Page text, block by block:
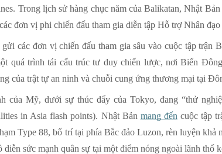
Trong lịch sử hàng chục năm của Balikatan, Nhật Bản
đơn vị phi chiến đấu tham gia diễn tập Hỗ trợ Nhân
các đơn vị chiến đấu tham gia sâu vào cuộc tập trận
quá trình tái cấu trúc tư duy chiến lược, nơi Biển
của trật tự an ninh và chuỗi cung ứng thương mại tại
của Mỹ, dưới sự thúc đẩy của Tokyo, đang “thử
in Asia flash points). Nhật Bản mang đến cuộc tập
Type 88, bố trí tại phía Bắc đảo Luzon, rèn luyện
diễn sức mạnh quân sự tại một điểm nóng ngoài lãnh thổ